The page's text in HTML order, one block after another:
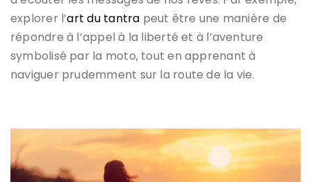
explorer l’art du tantra peut être une manière de
répondre à l’appel à la liberté et à l’aventure
symbolisé par la moto, tout en apprenant à
naviguer prudemment sur la route de la vie.